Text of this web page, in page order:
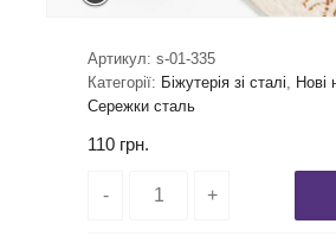
Артикул: s-01-335
Категорії: Біжутерія зі сталі, Нові
Сережки сталь
110 грн.